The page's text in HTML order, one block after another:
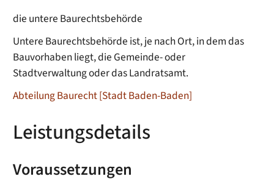
die untere Baurechtsbehörde
Untere Baurechtsbehörde ist, je nach Ort, in dem das
Bauvorhaben liegt, die Gemeinde- oder
Stadtverwaltung oder das Landratsamt.
Abteilung Baurecht [Stadt Baden-Baden]
Leistungsdetails
Voraussetzungen